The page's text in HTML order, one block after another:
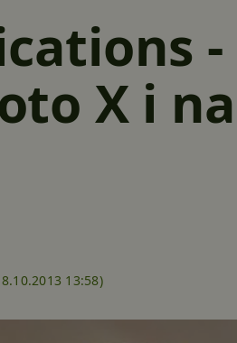
X i
8.10.2013 13:58)